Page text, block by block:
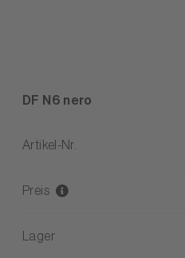
DF N6 nero
Artikel-Nr.
Preis
Lager